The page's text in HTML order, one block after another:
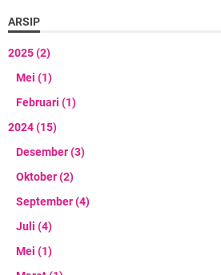
ARSIP
2025(2)
Mei (1)
Februari (1)
2024(15)
Desember(3)
Oktober(2)
September(4)
Juli (4)
Mei (1)